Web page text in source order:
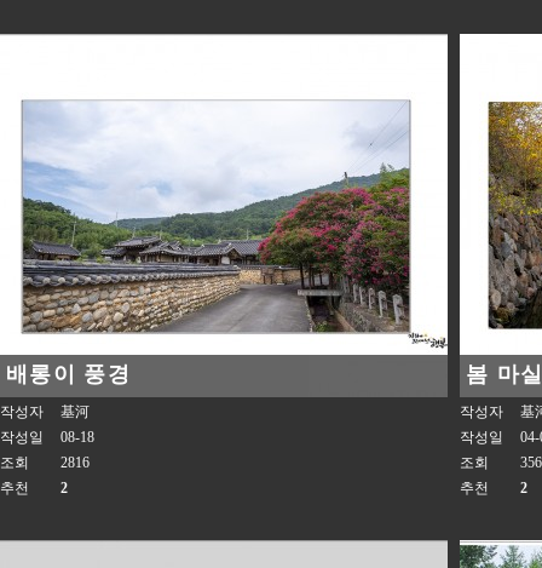
배롱이 풍경
작성자
基河
작성일
08-18
조회
2816
추천
2
봄 마
작성자
基
작성일
04-
조회
추천
2